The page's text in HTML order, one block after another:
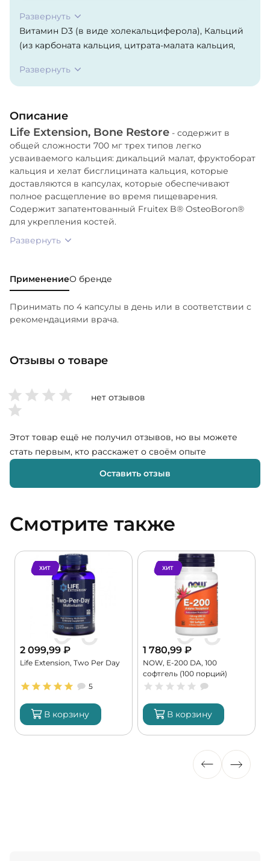
Развернуть
Витамин D3 (в виде холекальциферола), Кальций
(из карбоната кальция, цитрата-малата кальция,
магния), Цинк (в виде аминокислотного хелата
цинка), Марганец (в виде аминокислотного хелата
часть растения)], Бор (фруктоборат кальция в виде
патентованного комплекса Fruitex B®
OsteoBoron®), Растительная целлюлоза (капсула),
Микрокристаллическая целлюлоза,
Мальтодекстрин, Диоксид кремния,
Модифицированный пищевой крахмал,
Растительный стеарат.
Развернуть
Описание
Life Extension, Bone Restore - содержит в
общей сложности 700 мг трех типов легко
усваиваемого кальция: дикальций малат, фруктоборат
кальция и хелат бисглицината кальция, которые
доставляются в капсулах, которые обеспечивают
полное расщепление во время пищеварения.
Содержит запатентованный Fruitex B® OsteoBoron®
для укрепления костей.
Развернуть
ПрименениеО бренде
Принимать по 4 капсулы в день или в соответствии с
рекомендациями врача.
Отзывы о товаре
нет отзывов
Этот товар ещё не получил отзывов, но вы можете
стать первым, кто расскажет о своём опыте
Оставить отзыв
Смотрите также
ХИТ
2 099,99 ₽
Life Extension, Two Per Day
5
В корзину
ХИТ
1 780,99 ₽
NOW, E-200 DA, 100
софтгель (100 порций)
В корзину